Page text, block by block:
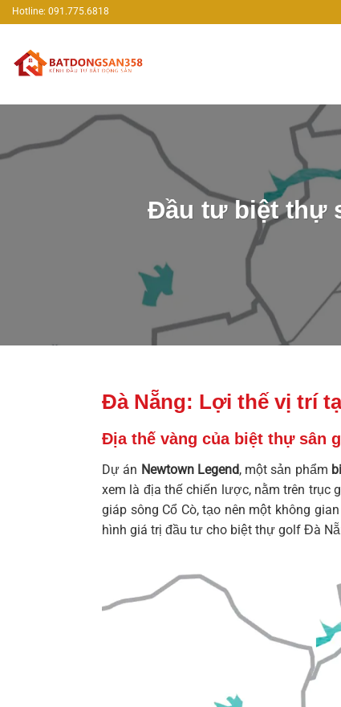
Bỏ
qua
dung
Hotline: 091.775.6818
Đầu tư biệt thự
Đà Nẵng: Lợi thế vị trí
Địa thế vàng của biệt thự sân
Dự án Newtown Legend, một sản phẩm
xem là địa thế chiến lược, nằm trên trục
giáp sông Cổ Cò, tạo nên một không
hình giá trị đầu tư cho biệt thự golf Đà